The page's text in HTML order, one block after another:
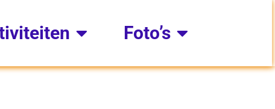
Foto’s